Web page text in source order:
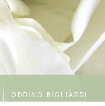
ODDINO BIGLIARDI